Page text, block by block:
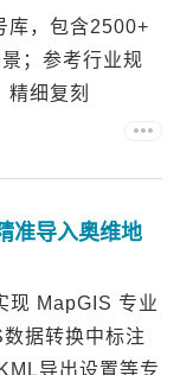
库，包含2500+
；参考行业规
精细复刻
件；同时还兼容
准导入奥维地
现 MapGIS 专业
据转换中标注
导出设置等专